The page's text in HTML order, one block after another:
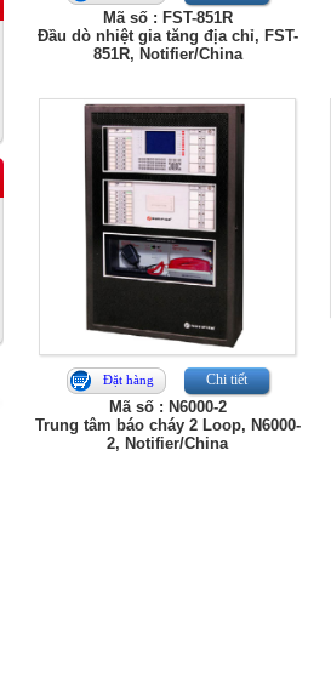
Mã số : FST-851R
Đầu dò nhiệt gia tăng địa chỉ, FST-
851R, Notifier/China
Đặt hàng Chi tiết
Mã số : N6000-2
Trung tâm báo cháy 2 Loop, N6000-
2, Notifier/China